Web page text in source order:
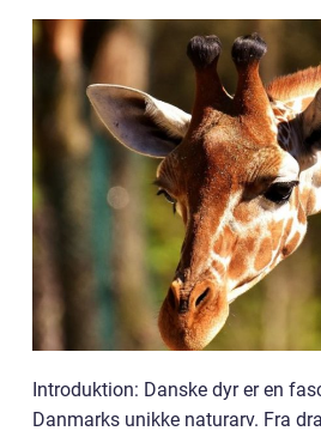
Introduktion: Danske dyr er en
Danmarks unikke naturarv. Fra